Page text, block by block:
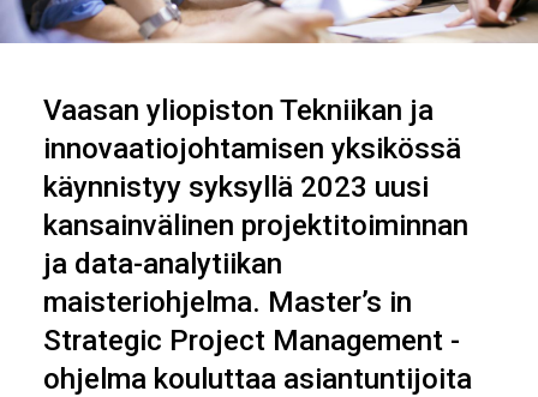
Vaasan yliopiston Tekniikan ja
innovaatiojohtamisen yksikössä
käynnistyy syksyllä 2023 uusi
kansainvälinen projektitoiminnan
ja data-analytiikan
maisteriohjelma. Master’s in
Strategic Project Management -
ohjelma kouluttaa asiantuntijoita